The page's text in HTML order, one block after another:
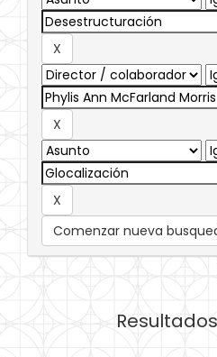
Comenzar nueva
Resultados